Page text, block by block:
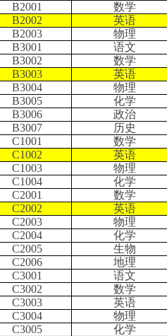
B2001 数学
B2002
英语
B2003
物理
B3001 语文
B3002
数学
B3003
英语
B3004
物理
B3005
化学
B3006
政治
B3007
历史
C1001 数学
C1002
英语
C1003
物理
C1004
化学
C2001 数学
C2002
英语
C2003
物理
C2004
化学
C2005
生物
C2006
地理
C3001 语文
C3002
数学
C3003
英语
C3004
物理
C3005
化学